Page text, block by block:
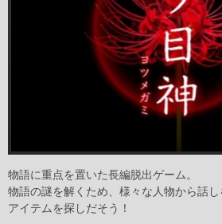
物語に重点を置いた長編脱出ゲーム。
物語の謎を解くため、様々な人物から話
アイテムを探しだそう！